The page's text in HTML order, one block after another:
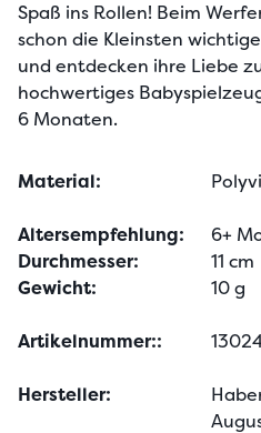
Spaß ins Rollen! Beim
schon die Kleinsten
und entdecken ihre Liebe
hochwertiges
6 Monaten.
Material:
Altersempfehlung:
6+
Durchmesser:
11 cm
Gewicht:
10 g
Artikelnummer::
Hersteller: